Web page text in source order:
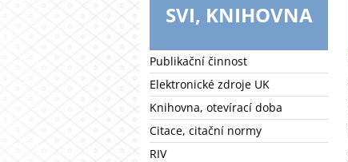
SVI, KNIHOVNA
Publikační činnost
Elektronické zdroje UK
Knihovna, otevírací doba
Citace, citační normy
RIV